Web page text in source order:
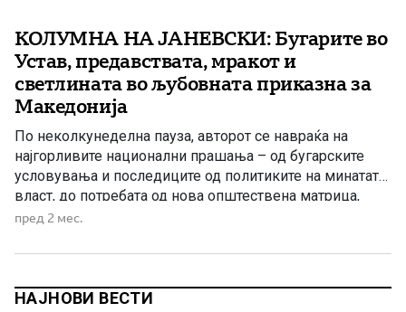
КОЛУМНА НА ЈАНЕВСКИ: Бугарите во
Устав, предавствата, мракот и
светлината во љубовната приказна за
Македонија
По неколкунеделна пауза, авторот се навраќа на
најгорливите национални прашања – од бугарските
условувања и последиците од политиките на минатата
власт, до потребата од нова општествена матрица,
одговорност и пресврт во Македонија.
пред 2 мес.
НАЈНОВИ ВЕСТИ